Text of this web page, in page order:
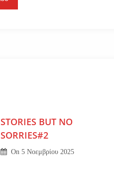
STORIES BUT NO
SORRIES#2
On5 Νοεμβρίου 2025